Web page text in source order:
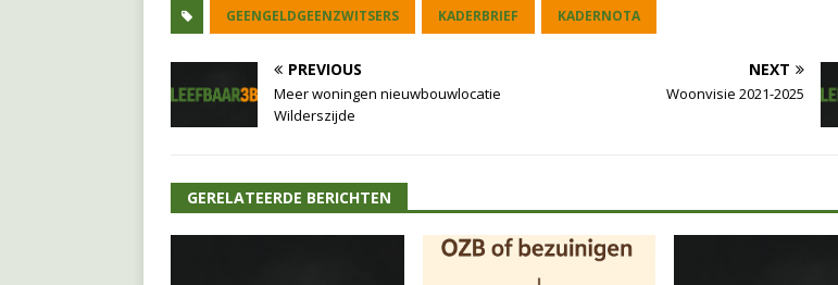
GEENGELDGEENZWITSERS KADERBRIEF KADERNOTA
PREVIOUS
Meer woningen nieuwbouwlocatie
Wilderszijde
NEXT
Woonvisie 2021-2025
GERELATEERDE BERICHTEN